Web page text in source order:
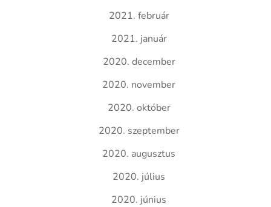
2021. február
2021. január
2020. december
2020. november
2020. október
2020. szeptember
2020. augusztus
2020. július
2020. június